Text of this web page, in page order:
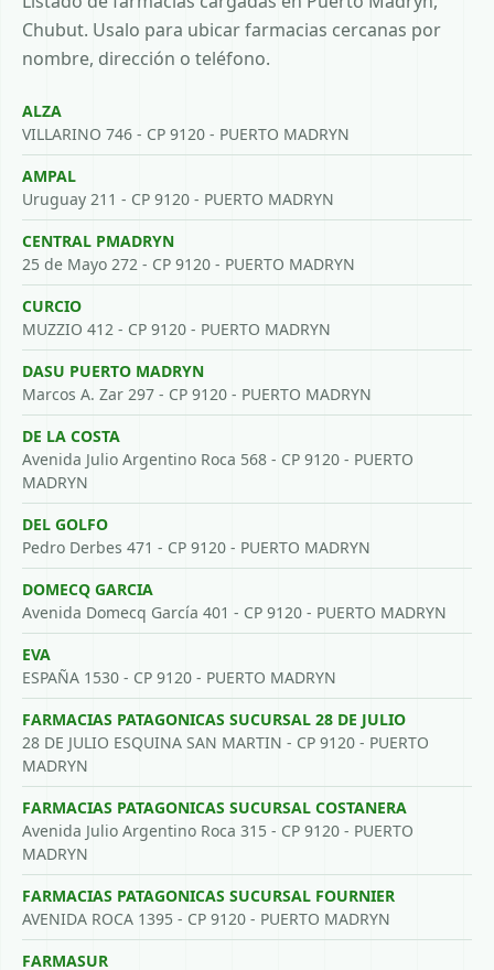
Chubut. Usalo para ubicar farmacias cercanas por
nombre, dirección o teléfono.
ALZA
VILLARINO 746 - CP 9120 - PUERTO MADRYN
AMPAL
Uruguay 211 - CP 9120 - PUERTO MADRYN
CENTRAL PMADRYN
25 de Mayo 272 - CP 9120 - PUERTO MADRYN
CURCIO
MUZZIO 412 - CP 9120 - PUERTO MADRYN
DASU PUERTO MADRYN
Marcos A. Zar 297 - CP 9120 - PUERTO MADRYN
DE LA COSTA
Avenida Julio Argentino Roca 568 - CP 9120 - PUERTO
MADRYN
DEL GOLFO
Pedro Derbes 471 - CP 9120 - PUERTO MADRYN
DOMECQ GARCIA
Avenida Domecq García 401 - CP 9120 - PUERTO MADRYN
EVA
ESPAÑA 1530 - CP 9120 - PUERTO MADRYN
FARMACIAS PATAGONICAS SUCURSAL 28 DE JULIO
28 DE JULIO ESQUINA SAN MARTIN - CP 9120 - PUERTO
MADRYN
FARMACIAS PATAGONICAS SUCURSAL COSTANERA
Avenida Julio Argentino Roca 315 - CP 9120 - PUERTO
MADRYN
FARMACIAS PATAGONICAS SUCURSAL FOURNIER
AVENIDA ROCA 1395 - CP 9120 - PUERTO MADRYN
FARMASUR